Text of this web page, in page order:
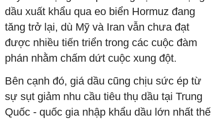
dầu xuất khẩu qua eo biển Hormuz đang
tăng trở lại, dù Mỹ và Iran vẫn chưa đạt
được nhiều tiến triển trong các cuộc đàm
phán nhằm chấm dứt cuộc xung đột.
Bên cạnh đó, giá dầu cũng chịu sức ép từ
sự sụt giảm nhu cầu tiêu thụ dầu tại Trung
Quốc - quốc gia nhập khẩu dầu lớn nhất thế